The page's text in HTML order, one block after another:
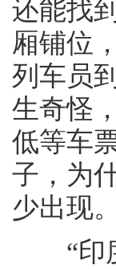
还能找
厢铺位
列车员
生奇怪
低等车
子，为
少出现。
“印度